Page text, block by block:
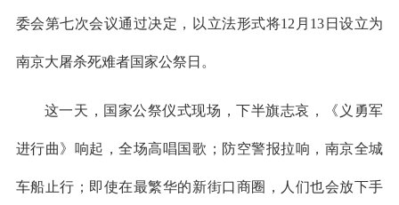
委会第七次会议通过决定，以立法形式将12月13日设立为
南京大屠杀死难者国家公祭日。
这一天，国家公祭仪式现场，下半旗志哀，《义勇军
进行曲》响起，全场高唱国歌；防空警报拉响，南京全城
车船止行；即使在最繁华的新街口商圈，人们也会放下手